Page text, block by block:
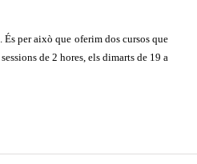
És per això que oferim dos cursos que
de 2 hores, els dimarts de 19 a